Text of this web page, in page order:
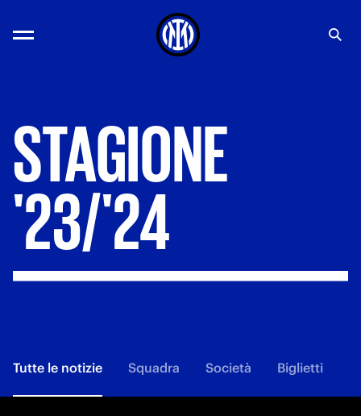
STAGIONE
'23/'24
Tutte le notizie Squadra Società Biglietti